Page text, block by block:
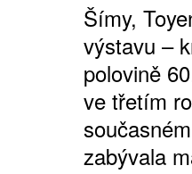
Šímy,
výstavu –
polovině
ve třetím
zabývala